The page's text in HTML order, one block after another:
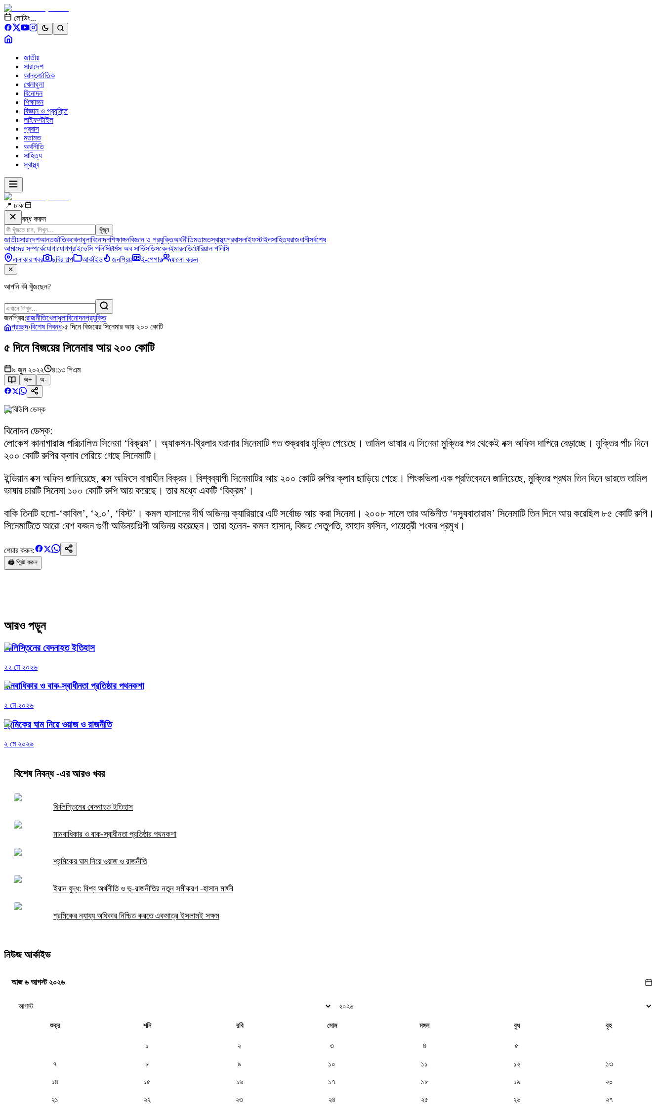
লোডিং...
জাতীয়
সারাদেশ
আন্তর্জাতিক
খেলাধুলা
বিনোদন
শিক্ষাঙ্গন
বিজ্ঞান ও প্রযুক্তি
লাইফস্টাইল
প্রবাস
মতামত
অর্থনীতি
সাহিত্য
স্বাস্থ্য
📍 ঢাকা
বন্ধ করুন
খুঁজুন
জাতীয়সারাদেশআন্তর্জাতিকখেলাধুলাবিনোদনশিক্ষাঙ্গনবিজ্ঞান ও প্রযুক্তিঅর্থনীতিমতামতস্বাস্থ্যপ্রবাসলাইফস্টাইলসাহিত্যরাজধানীসর্বশেষ
আমাদের সম্পর্কেযোগাযোগপ্রাইভেসি পলিসিটার্মস অব সার্ভিসডিসক্লেইমারএডিটোরিয়াল পলিসি
এলাকার খবর
ছবির গল্প আর্কাইভ জনপ্রিয় ই-পেপার ফলো করুন
✕
আপনি কী খুঁজছেন?
জনপ্রিয়:রাজনীতিখেলাধুলাবিনোদনপ্রযুক্তি
প্রচ্ছদ›বিশেষ নিবন্ধ›৫ দিনে বিজয়ের সিনেমার আয় ২০০ কোটি
৫ দিনে বিজয়ের সিনেমার আয় ২০০ কোটি
৯ জুন ২০২২ ৪:১৩ পিএম
অ+ অ-
বিডিপি ডেস্ক
বিনোদন ডেস্ক:
লোকেশ কানাগারাজ পরিচালিত সিনেমা ‘বিক্রম’। অ্যাকশন-থ্রিলার ঘরানার সিনেমাটি গত শুক্রবার মুক্তি পেয়েছে। তামিল ভাষার এ সিনেমা মুক্তির পর থেকেই বক্স অফিস দাপিয়ে বেড়াচ্ছে। মুক্তির পাঁচ দিনে
২০০ কোটি রুপির ক্লাব পেরিয়ে গেছে সিনেমাটি।
ইন্ডিয়ান বক্স অফিস জানিয়েছে, বক্স অফিসে বাধাহীন বিক্রম। বিশ্বব্যাপী সিনেমাটির আয় ২০০ কোটি রুপির ক্লাব ছাড়িয়ে গেছে। পিংকভিলা এক প্রতিবেদনে জানিয়েছে, মুক্তির প্রথম তিন দিনে ভারতে তামিল
ভাষার চারটি সিনেমা ১০০ কোটি রুপি আয় করেছে। তার মধ্যে একটি ‘বিক্রম’।
বাকি তিনটি হলো-‘কাবিল’, ‘২.০’, ‘বিস্ট’। কমল হাসানের দীর্ঘ অভিনয় ক্যারিয়ারে এটি সর্বোচ্চ আয় করা সিনেমা। ২০০৮ সালে তার অভিনীত ‘দস্যুবাতারাম’ সিনেমাটি তিন দিনে আয় করেছিল ৮৫ কোটি রুপি।
সিনেমাটিতে আরো বেশ কজন গুণী অভিনয়শিল্পী অভিনয় করেছেন। তারা হলেন- কমল হাসান, বিজয় সেতুপতি, ফাহাদ ফসিল, গায়েত্রী শংকর প্রমুখ।
শেয়ার করুন:
🖨️ প্রিন্ট করুন
আরও পড়ুন
ফিলিস্তিনের বেদনাহত ইতিহাস
২২ মে ২০২৬
মানবাধিকার ও বাক-স্বাধীনতা প্রতিষ্ঠার পথনকশা
২ মে ২০২৬
শ্রমিকের ঘাম নিয়ে ওয়াজ ও রাজনীতি
২ মে ২০২৬
বিশেষ নিবন্ধ-এর আরও খবর
ফিলিস্তিনের বেদনাহত ইতিহাস
মানবাধিকার ও বাক-স্বাধীনতা প্রতিষ্ঠার পথনকশা
শ্রমিকের ঘাম নিয়ে ওয়াজ ও রাজনীতি
ইরান যুদ্ধ: বিশ্ব অর্থনীতি ও ভূ-রাজনীতির নতুন সমীকরণ -হাসান মাহ্দী
শ্রমিকের ন্যায্য অধিকার নিশ্চিত করতে একমাত্র ইসলামই সক্ষম
নিউজ আর্কাইভ
আজ ৬ আগস্ট ২০২৬
শুক্র শনি রবি সোম মঙ্গল বুধ বৃহ
১ ২ ৩ ৪ ৫
৭ ৮ ৯ ১০ ১১ ১২ ১৩
১৪ ১৫ ১৬ ১৭ ১৮ ১৯ ২০
২১ ২২ ২৩ ২৪ ২৫ ২৬ ২৭